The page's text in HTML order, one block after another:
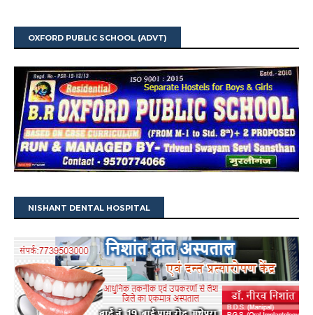
OXFORD PUBLIC SCHOOL (ADVT)
NISHANT DENTAL HOSPITAL